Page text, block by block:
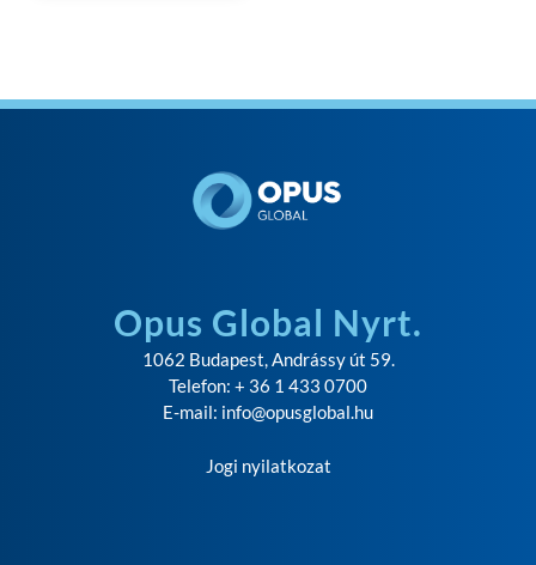
Opus Global Nyrt.
1062 Budapest, Andrássy út 59.
Telefon: + 36 1 433 0700
E-mail: info@opusglobal.hu
Jogi nyilatkozat